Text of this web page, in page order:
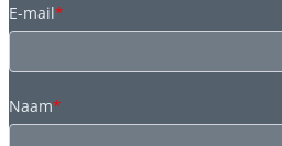
E-mail*
Naam*